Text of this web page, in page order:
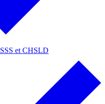
et CHSLD